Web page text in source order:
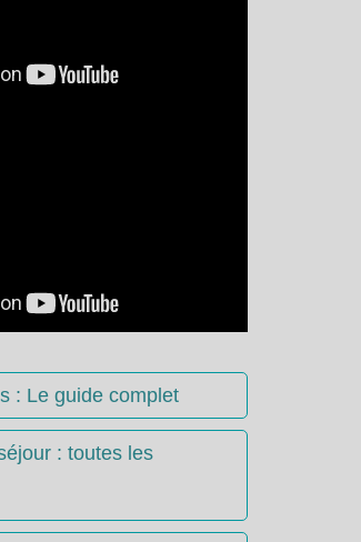
: Le guide complet
: toutes les